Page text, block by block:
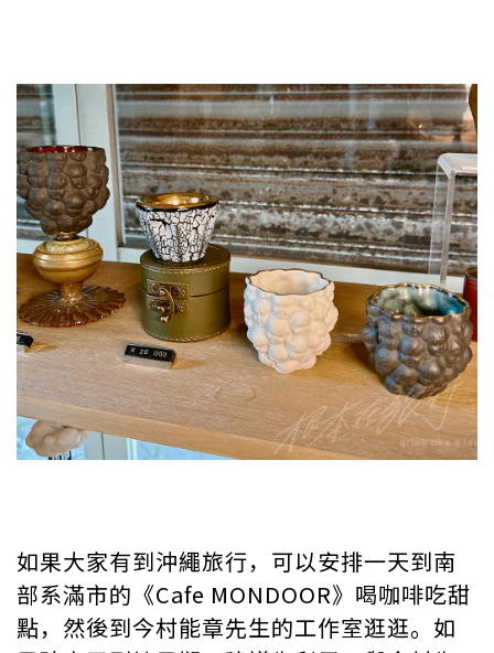
如果大家有到沖繩旅行，可以安排一天到南
部系滿市的《Cafe MONDOOR》喝咖啡吃甜
點，然後到今村能章先生的工作室逛逛。如